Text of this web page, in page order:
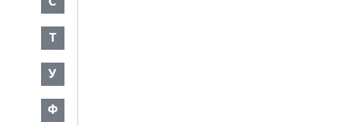
Т
У
Ф